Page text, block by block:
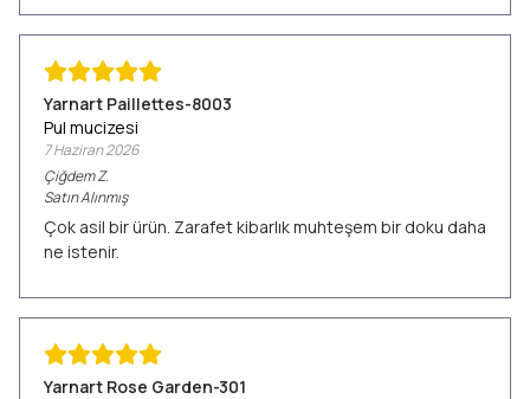
Yarnart Paillettes-8003
Pul mucizesi
7 Haziran 2026
ÇiğdemZ.
Satın Alınmış
Çok asil bir ürün. Zarafet kibarlık muhteşem bir doku daha
ne istenir.
Yarnart Rose Garden-301